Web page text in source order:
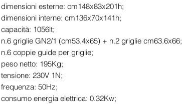
dimensioni esterne: cm148x83x201h;
dimensioni interne: cm136x70x141h;
capacità: 1056lt;
n.6 griglie GN2/1 (cm53.4x65) + n.2 griglie cm63.6x66;
n.6 coppie guide per griglie;
peso netto: 195Kg;
tensione: 230V 1N;
frequenza: 50Hz;
consumo energia elettrica: 0.32Kw;